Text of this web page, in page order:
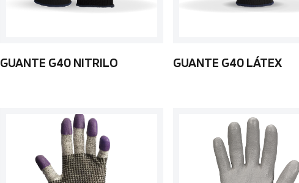
GUANTE G40 NITRILO GUANTE G40 LÁTEX